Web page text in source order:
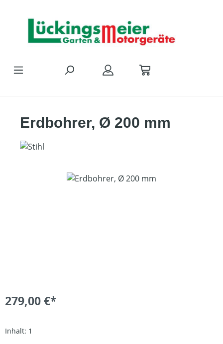
Erdbohrer, Ø 200 mm
Bildergalerie überspringen
279,00 €*
Inhalt: 1